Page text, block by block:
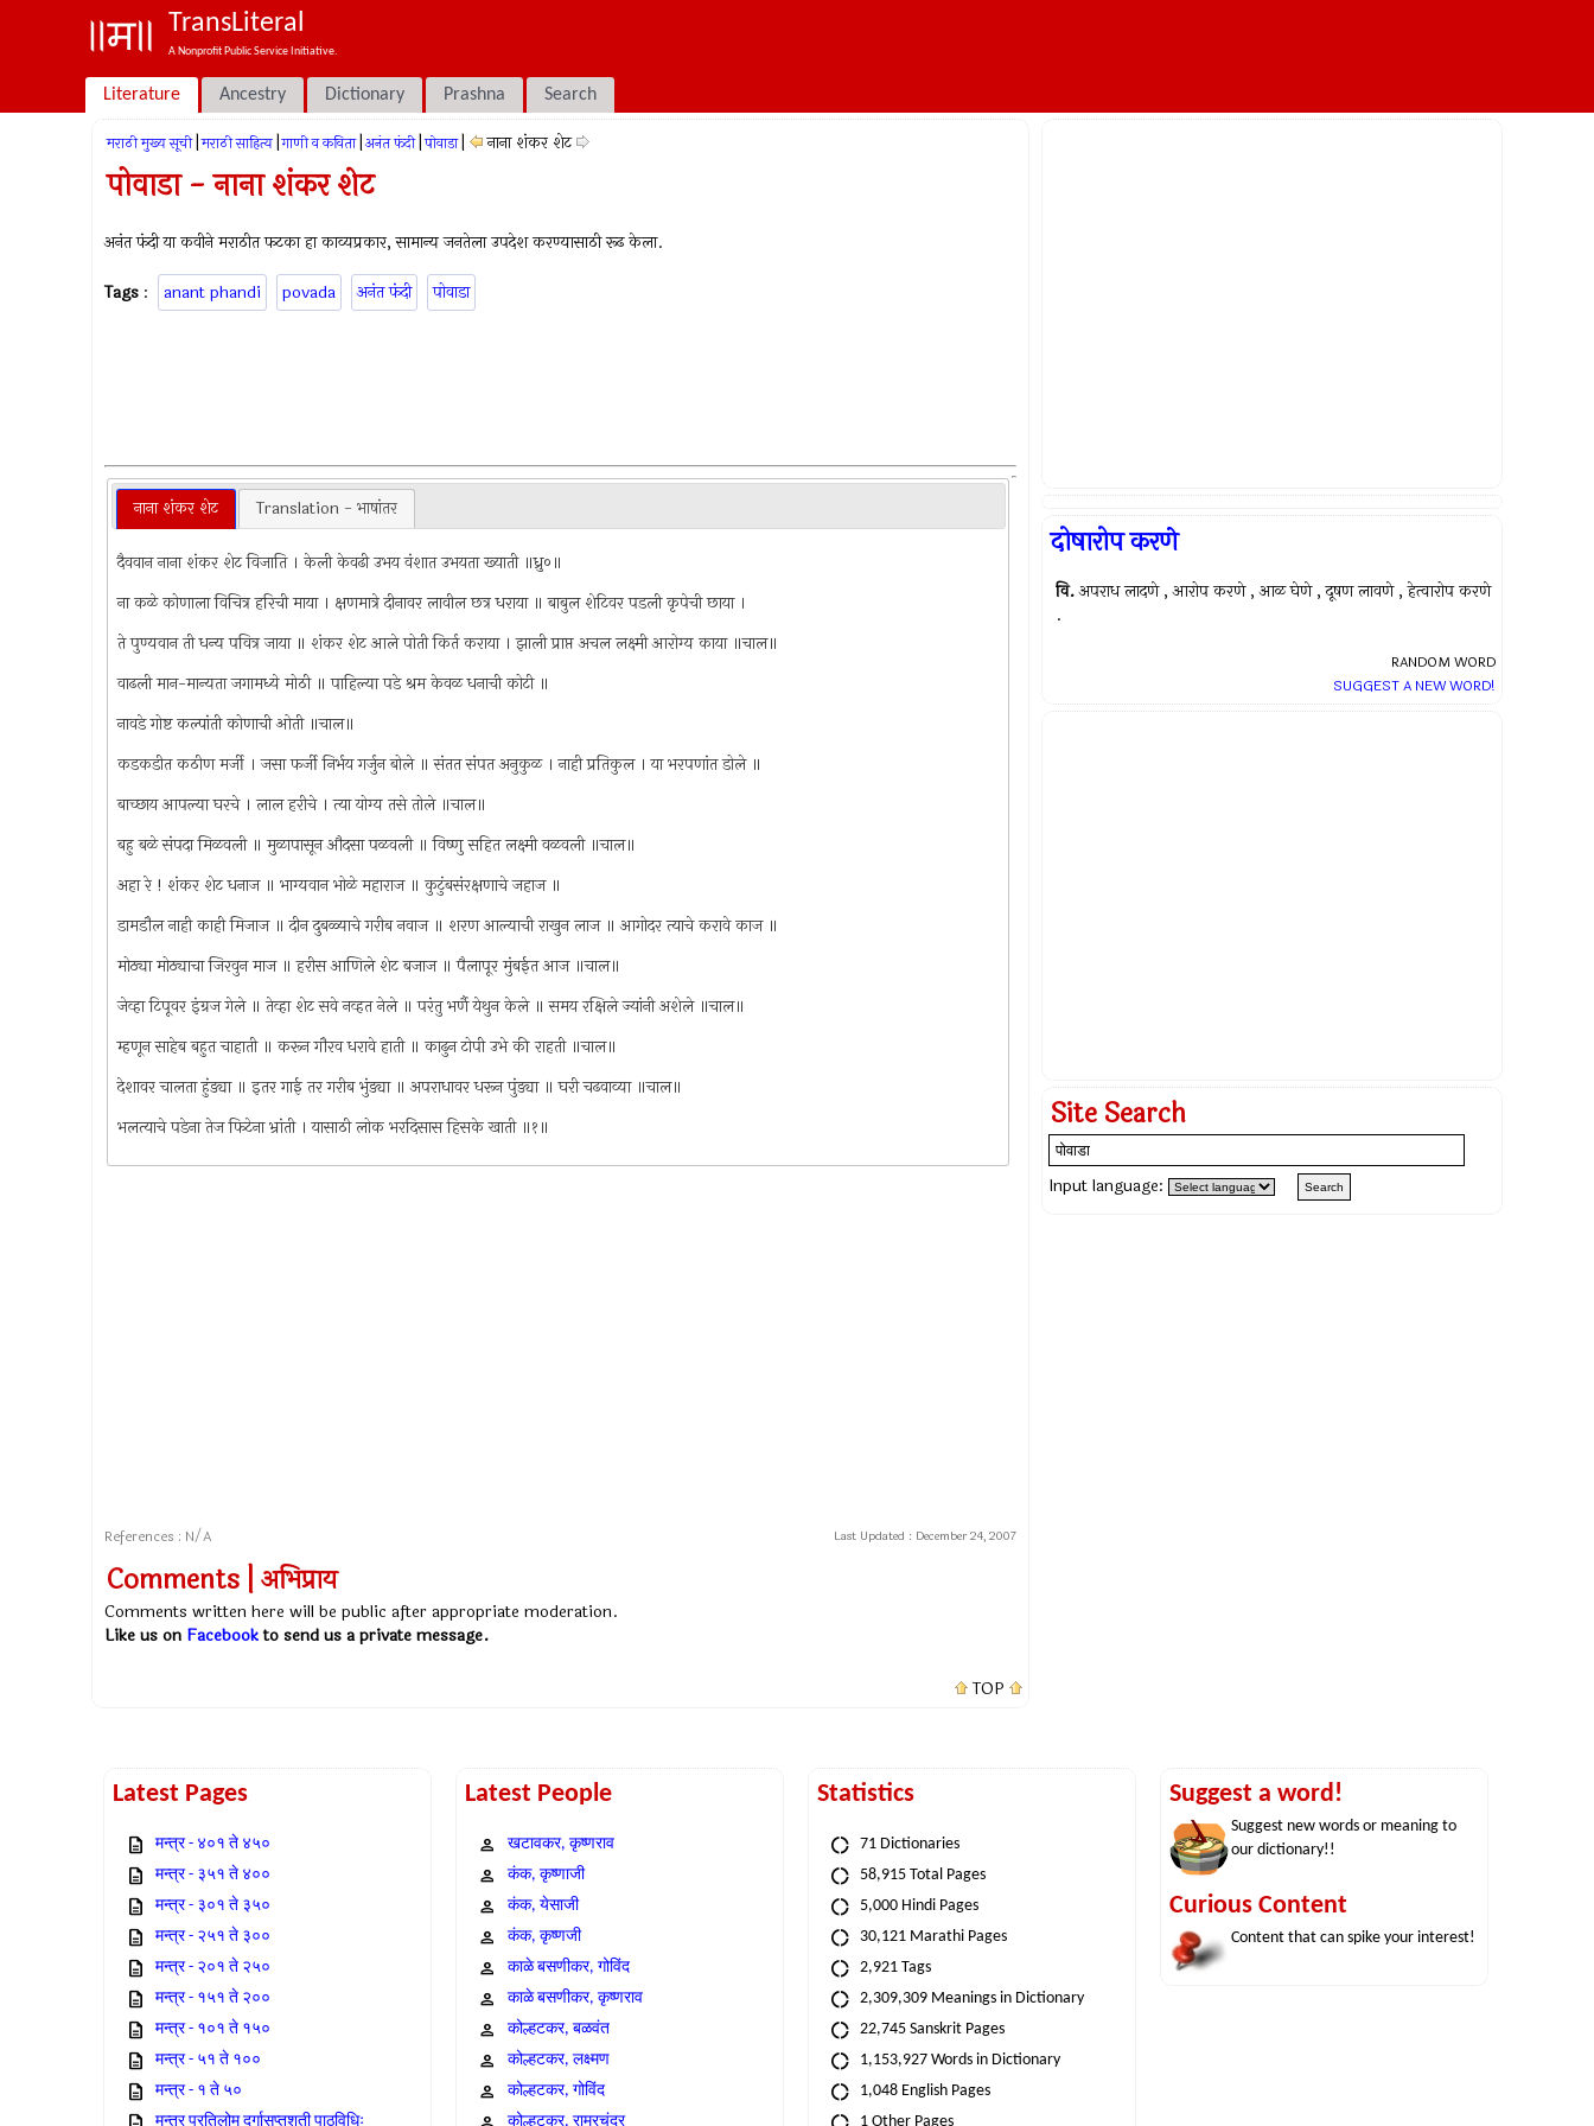
TransLiteral
A Nonprofit Public Service Initiative.
Literature Ancestry Dictionary Prashna Search
मराठी मुख्य सूची मराठी साहित्य गाणी व कविता अनंत फंदी पोवाडा नाना शंकर शेट
पोवाडा - नाना शंकर शेट
अनंत फंदी या कवीने मराठीत फटका हा काव्यप्रकार, सामान्य जनतेला उपदेश करण्यासाठी रूढ केला.
Tags : anant phandi povada अनंत फंदी पोवाडा
नाना शंकर शेट Translation - भाषांतर
दैववान नाना शंकर शेट विजाति । केली केवढी उभय वंशात उभयता ख्याती ॥ध्रु०॥
ना कळे कोणाला विचित्र हरिची माया । क्षणमात्रे दीनावर लावील छत्र धराया ॥ बाबुल शेटिवर पडली कृपेची छाया ।
ते पुण्यवान ती धन्य पवित्र जाया ॥ शंकर शेट आले पोती किर्त कराया । झाली प्राप्त अचल लक्ष्मी आरोग्य काया ॥चाल॥
वाढली मान-मान्यता जगामध्ये मोठी ॥ पाहिल्या पडे श्रम केवळ धनाची कोटी ॥
नावडे गोष्ट कल्पांती कोणाची ओती ॥चाल॥
कडकडीत कठीण मर्जी । जसा फर्जी निर्भय गर्जुन बोले ॥ संतत संपत अनुकुळ । नाही प्रतिकुल । या भरपणांत डोले ॥
बाच्छाय आपल्या घरचे । लाल हरीचे । त्या योग्य तसे तोले ॥चाल॥
बहु बळे संपदा मिळवली ॥ मुळापासून औदसा पळवली ॥ विष्णु सहित लक्ष्मी वळवली ॥चाल॥
अहा रे ! शंकर शेट धनाज ॥ भाग्यवान भोळे महाराज ॥ कुटुंबसंरक्षणाचे जहाज ॥
डामडौल नाही काही मिजाज ॥ दीन दुबळ्याचे गरीब नवाज ॥ शरण आल्याची राखुन लाज ॥ आगोदर त्याचे करावे काज ॥
मोठ्या मोठ्याचा जिरवुन माज ॥ हरीस आणिले शेट बजाज ॥ पैलापूर मुंबईत आज ॥चाल॥
जेव्हा टिपूवर इंग्रज गेले ॥ तेव्हा शेट सवे नव्हत नेले ॥ परंतु भर्णै येथुन केले ॥ समय रक्षिले ज्यांनी अशेले ॥चाल॥
म्हणून साहेब बहुत चाहाती ॥ करून गौरव धरावे हाती ॥ काढुन टोपी उभे की राहती ॥चाल॥
देशावर चालता हुंड्या ॥ इतर गाई तर गरीब भुंड्या ॥ अपराधावर धरून पुंड्या ॥ घरी चढवाव्या ॥चाल॥
भलत्याचे पडेना तेज फिटेना भ्रांती । यासाठी लोक भरदिसास हिसके खाती ॥१॥
References : N/A Last Updated : December 24, 2007
Comments | अभिप्राय
Comments written here will be public after appropriate moderation.
Like us on Facebookto send us a private message.
TOP
दोषारोप करणे
वि.अपराध लादणे , आरोप करणे , आळ घेणे , दूषण लावणे , हेत्वारोप करणे
.
RANDOM WORD
SUGGEST A NEW WORD!
Site Search
Input language:
Latest Pages
मन्त्र - ४०१ ते ४५०
मन्त्र - ३५१ ते ४००
मन्त्र - ३०१ ते ३५०
मन्त्र - २५१ ते ३००
मन्त्र - २०१ ते २५०
मन्त्र - १५१ ते २००
मन्त्र - १०१ ते १५०
मन्त्र - ५१ ते १००
मन्त्र - १ ते ५०
मन्त्र प्रतिलोम दुर्गासप्तशती पाठविधिः
Latest People
खटावकर, कृष्णराव
कंक, कृष्णाजी
कंक, येसाजी
कंक, कृष्णजी
काळे बसणीकर, गोविंद
काळे बसणीकर, कृष्णराव
कोल्हटकर, बळवंत
कोल्हटकर, लक्ष्मण
कोल्हटकर, गोविंद
कोल्हटकर, राम्रचंद्र
Statistics
71 Dictionaries
58,915 Total Pages
5,000 Hindi Pages
30,121 Marathi Pages
2,921 Tags
2,309,309 Meanings in Dictionary
22,745 Sanskrit Pages
1,153,927 Words in Dictionary
1,048 English Pages
1 Other Pages
Suggest a word!
Suggest new words or meaning to
our dictionary!!
Curious Content
Content that can spike your interest!